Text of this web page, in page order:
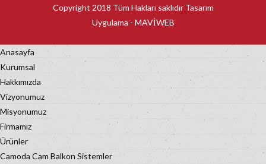
Copyright 2018 Tüm Hakları saklıdır Tasarım
Uygulama - MAVİWEB
Anasayfa
Kurumsal
Hakkımızda
Vizyonumuz
Misyonumuz
Firmamız
Ürünler
Camoda Cam Balkon Sistemler